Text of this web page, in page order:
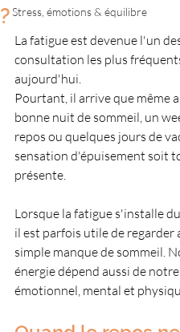
Stress, émotions & équilibre
?
La fatigue est devenue l'un
consultation les plus
aujourd'hui.
Pourtant, il arrive que même
bonne nuit de sommeil, un
repos ou quelques jours de
sensation d'épuisement soit
présente.
Lorsque la fatigue s'installe
il est parfois utile de regarder
simple manque de sommeil.
énergie dépend aussi de
émotionnel, mental et